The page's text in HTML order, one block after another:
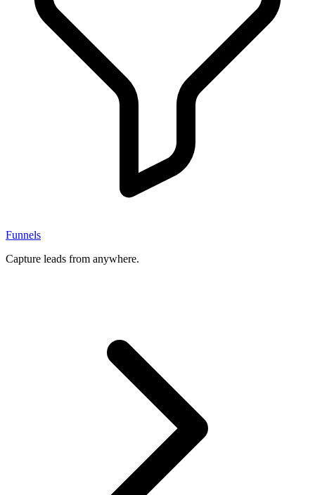
Funnels
Capture leads from anywhere.